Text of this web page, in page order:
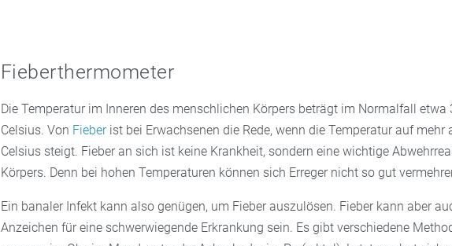
Fieberthermometer
Die Temperatur im Inneren des menschlichen Körpers beträgt im Normalfall etwa
Celsius. Von Fieberist bei Erwachsenen die Rede, wenn die Temperatur auf mehr
Celsius steigt. Fieber an sich ist keine Krankheit, sondern eine wichtige
Körpers. Denn bei hohen Temperaturen können sich Erreger nicht so gut
Ein banaler Infekt kann also genügen, um Fieber auszulösen. Fieber kann aber
Anzeichen für eine schwerwiegende Erkrankung sein. Es gibt verschiedene